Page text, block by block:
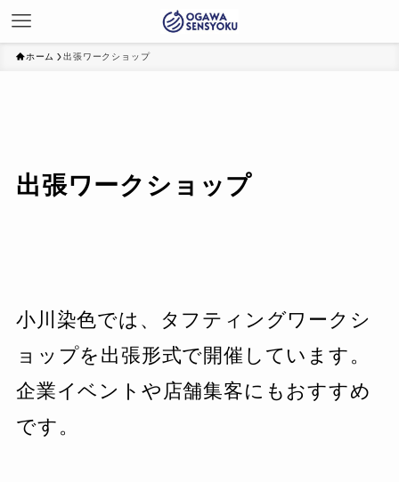
ホーム 出張ワークショップ
出張ワークショップ
小川染色では、タフティングワークシ
ョップを出張形式で開催しています。
企業イベントや店舗集客にもおすすめ
です。